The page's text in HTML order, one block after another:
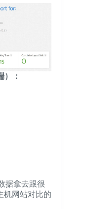
）：
据拿去跟很
机网站对比的